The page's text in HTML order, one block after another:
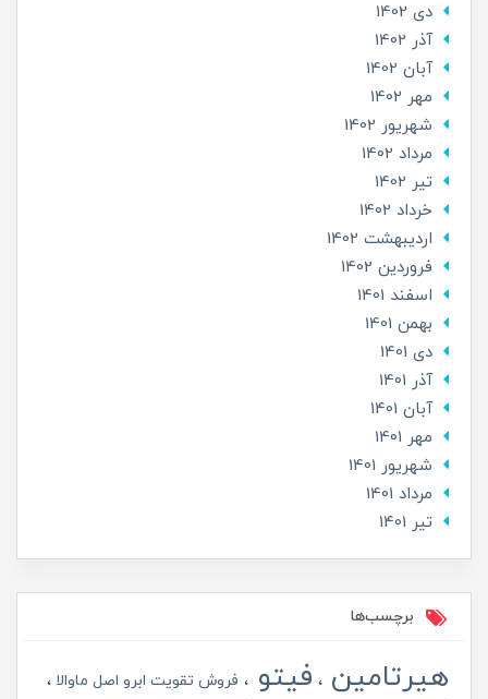
دی 1402
آذر 1402
آبان 1402
مهر 1402
شهریور 1402
مرداد 1402
تير 1402
خرداد 1402
ارديبهشت 1402
فروردین 1402
اسفند 1401
بهمن 1401
دی 1401
آذر 1401
آبان 1401
مهر 1401
شهریور 1401
مرداد 1401
تير 1401
برچسب‌ها
هیرتامین فیتو
فروش تقویت ابرو اصل ماوالا